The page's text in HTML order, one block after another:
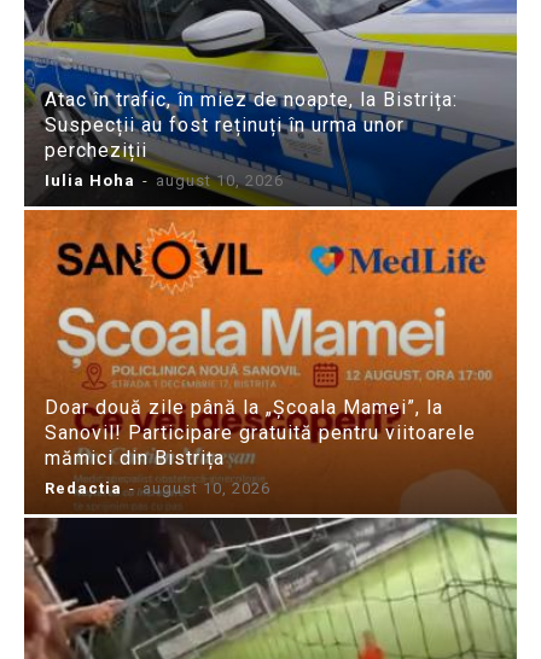
Atac în trafic, în miez de noapte, la Bistrița:
Suspecții au fost reținuți în urma unor
percheziții
Iulia Hoha - august 10, 2026
Doar două zile până la „Școala Mamei”, la
Sanovil! Participare gratuită pentru viitoarele
mămici din Bistrița
Redactia - august 10, 2026